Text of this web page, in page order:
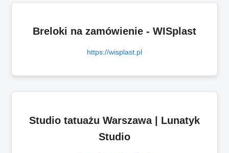
Breloki na zamówienie - WISplast
https://wisplast.pl
Studio tatuażu Warszawa | Lunatyk
Studio